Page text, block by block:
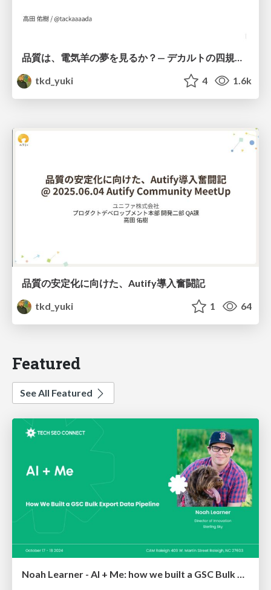
品質は、電気羊の夢を見るか？— デカルトの四規則で始める「自動テスト導入前」の品質保証—
tkd_yuki
4 1.6k
品質の安定化に向けた、Autify導入奮闘記
tkd_yuki
1 64
Featured
See All Featured